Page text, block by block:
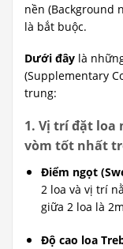
nền (Background
là bắt buộc.
Dưới đây là
(Supplementary
trung:
1. Vị trí đặt loa
vòm tốt nhất
Điểm ngọt
2 loa và vị trí
giữa 2 loa là
Độ cao loa